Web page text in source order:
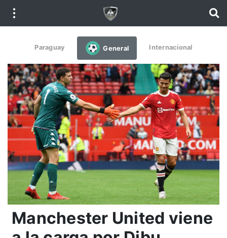
Paraguay General Internacional
Manchester United viene